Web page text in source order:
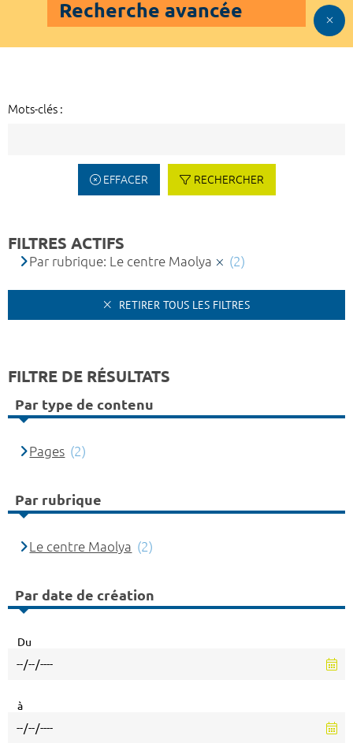
Recherche avancée
Mots-clés :
EFFACER RECHERCHER
FILTRES ACTIFS
Par rubrique: Le centre Maolya (2)
RETIRER TOUS LES FILTRES
FILTRE DE RÉSULTATS
Par type de contenu
Pages (2)
Par rubrique
Le centre Maolya (2)
Par date de création
Du
à